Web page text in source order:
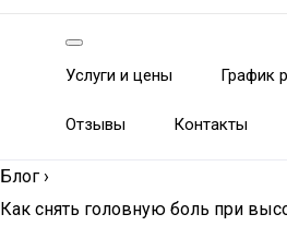
Услуги и цены График
Отзывы Контакты
Блог ›
Как снять головную боль при